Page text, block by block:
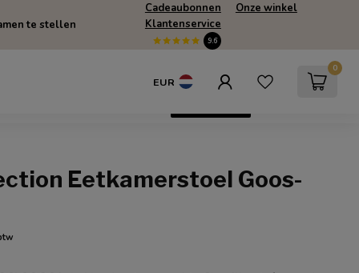
te stellen
Cadeaubonnen
Onze winkel
Klantenservice
9.6
EUR
0
Eetkamerstoel Goos-